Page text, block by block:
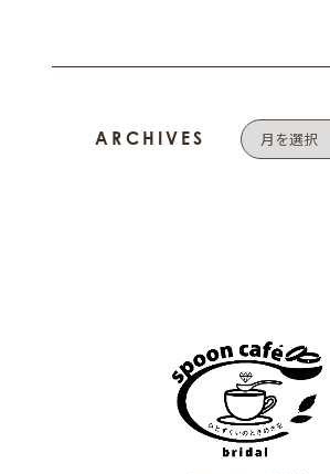
ARCHIVES